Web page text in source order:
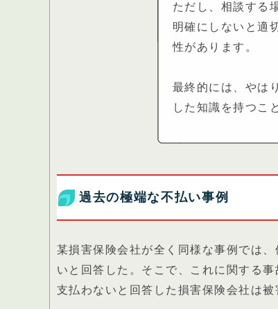
ただし、相談する
明確にしないと適
性があります。
最終的には、やは
した知識を持つこ
過去の極端な不払い事例
某損害保険会社が全く同様な事例では
いと回答した。そこで、これに関する
支払わないと回答した損害保険会社は